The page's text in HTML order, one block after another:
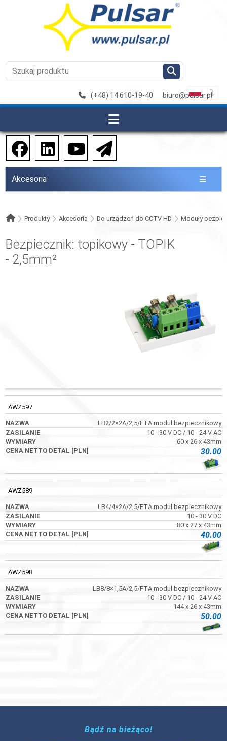
(+48) 14 610-19-40 biuro@pulsar.pl
Akcesoria
Produkty Akcesoria Do urządzeń do CCTV HD Moduły
Bezpiecznik: topikowy - TOPIK
- 2,5mm²
AWZ597
LB2/2×2A/2,5/FTA moduł bezpiecznikowy
10 - 30 V DC / 10 - 24 V AC
60 x 26 x 43mm
30.00
AWZ589
LB4/4×2A/2,5/FTA moduł bezpiecznikowy
10 - 30 V DC
80 x 27 x 43mm
40.00
AWZ598
LB8/8×1,5A/2,5/FTA moduł bezpiecznikowy
10 - 30 V DC / 10 - 24 V AC
144 x 26 x 43mm
50.00
Bądź na bieżąco!